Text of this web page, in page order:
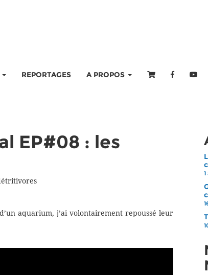
REPORTAGES A PROPOS
EP#08 : les
aquarium, j’ai volontairement repoussé leur